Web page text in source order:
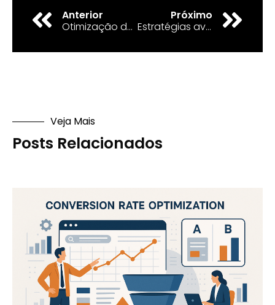
Anterior
Otimização de Landing Pages: O que é e como fazer
Próximo
Estratégias avançadas de segmentação: Conheça as melhores
Veja Mais
Posts Relacionados